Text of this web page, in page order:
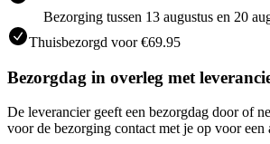
Bezorging tussen 13 augustus en 20
Thuisbezorgd voor €69.95
Bezorgdag in overleg met
De leverancier geeft een bezorgdag door of
voor de bezorging contact met je op voor een